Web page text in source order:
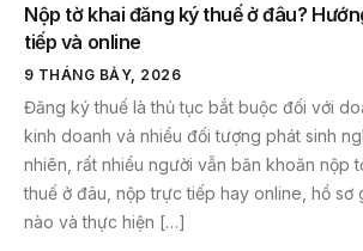
Nộp tờ khai đăng ký thuế ở đâu?
tiếp và online
9 THÁNG BẢY, 2026
Đăng ký thuế là thủ tục bắt buộc đối với
kinh doanh và nhiều đối tượng phát sinh
nhiên, rất nhiều người vẫn băn khoăn nộp
thuế ở đâu, nộp trực tiếp hay online, hồ sơ
nào và thực hiện […]